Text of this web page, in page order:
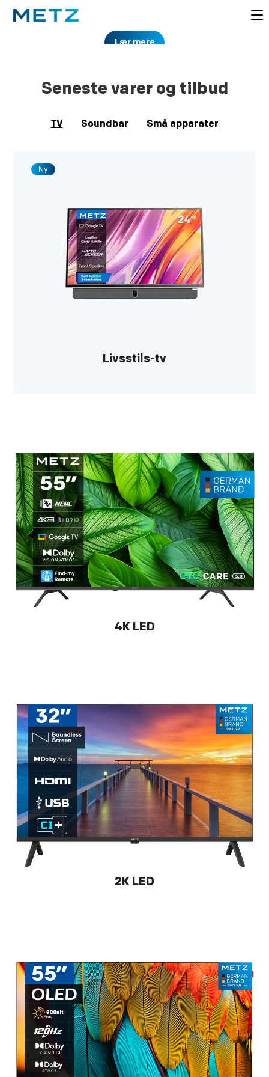
Lær mere
Seneste varer og tilbud
TV Soundbar Små apparater
Ny
Livsstils-tv
4K LED
2K LED